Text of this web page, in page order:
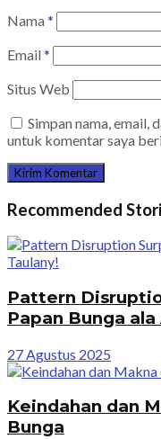
Nama *
Email *
Situs Web
Simpan nama, email,
untuk komentar saya
Recommended
Pattern
Papan Bunga
27 Agustus 2025
Keindahan dan
Bunga